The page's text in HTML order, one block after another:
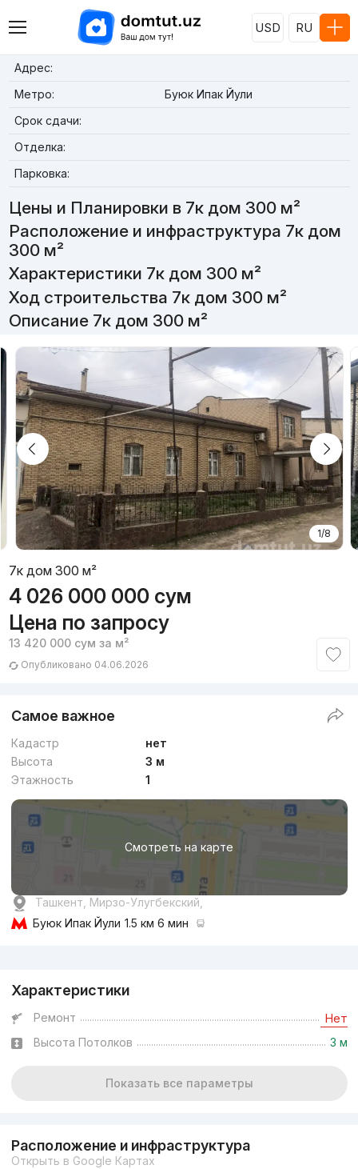
USD RU
Адрес:
Метро:
Буюк Ипак Йули
Срок сдачи:
Отделка:
Парковка:
Цены и Планировки в 7к дом 300 м²
Расположение и инфраструктура 7к дом
300 м²
Характеристики 7к дом 300 м²
Ход строительства 7к дом 300 м²
Описание 7к дом 300 м²
1/8
7к дом 300 м²
4 026 000 000 сум
Цена по запросу
13 420 000 сум за м²
Опубликовано 04.06.2026
Самое важное
Кадастр
нет
Высота
3 м
Этажность
1
Смотреть на карте
Ташкент, Мирзо-Улугбекский,
Буюк Ипак Йули 1.5 км 6 мин
Характеристики
Ремонт Нет
Высота Потолков 3 м
Показать все параметры
Расположение и инфраструктура
Открыть в Google Картах